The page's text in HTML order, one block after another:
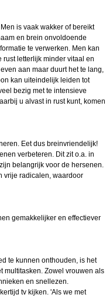
is vaak wakker of bereikt
en brein onvoldoende
te verwerken. Men kan
letterlijk minder vitaal en
aan maar duurt het te lang,
kan uiteindelijk leiden tot
bezig met te intensieve
u alvast in rust kunt, komen
Eet dus breinvriendelijk!
verbeteren. Dit zit o.a. in
belangrijk voor de hersenen.
vrije radicalen, waardoor
gemakkelijker en effectiever
te kunnen onthouden, is het
multitasken. Zowel vrouwen als
en snellezen.
tv kijken. 'Als we met